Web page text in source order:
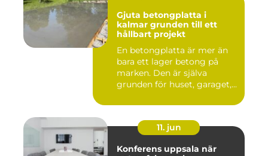
Gjuta betongplatta i
kalmar grunden till ett
hållbart projekt
En betongplatta är mer än
bara ett lager betong på
marken. Den är själva
grunden för huset, garaget,...
11. jun
Konferens uppsala när